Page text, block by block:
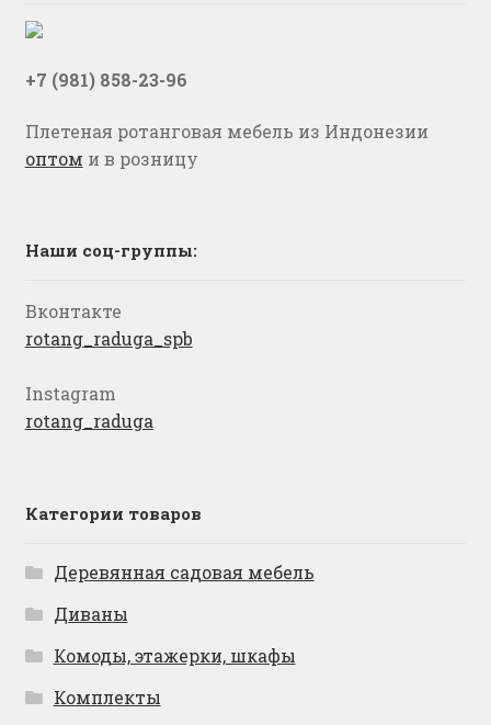
+7 (981) 858-23-96
Плетеная ротанговая мебель из Индонезии
оптом и в розницу
Наши соц-группы:
Вконтакте
rotang_raduga_spb
Instagram
rotang_raduga
Категории товаров
Деревянная садовая мебель
Диваны
Комоды, этажерки, шкафы
Комплекты